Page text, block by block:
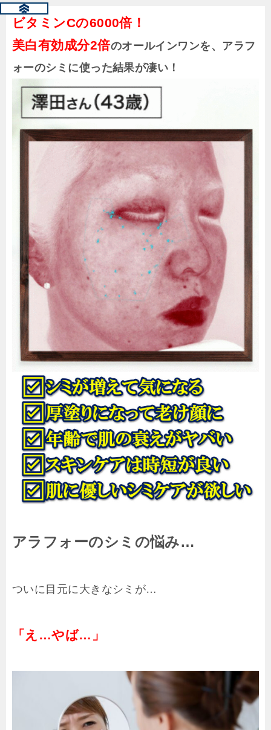
ビタミンCの6000倍！
美白有効成分2倍のオールインワンを、アラフ
ォーのシミに使った結果が凄い！
アラフォーのシミの悩み…
ついに目元に大きなシミが…
「え…やば…」